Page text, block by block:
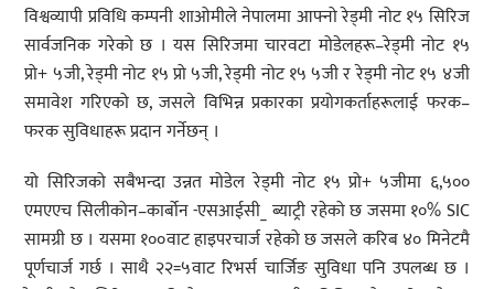
विश्वव्यापी प्रविधि कम्पनी शाओमीले नेपालमा आफ्नो रेड्मी नोट १५ सिरिज
सार्वजनिक गरेको छ । यस सिरिजमा चारवटा मोडेलहरू–रेड्मी नोट १५
प्रो+ ५जी, रेड्मी नोट १५ प्रो ५जी, रेड्मी नोट १५ ५जी र रेड्मी नोट १५ ४जी
समावेश गरिएको छ, जसले विभिन्न प्रकारका प्रयोगकर्ताहरूलाई फरक–
फरक सुविधाहरू प्रदान गर्नेछन् ।
यो सिरिजको सबैभन्दा उन्नत मोडेल रेड्मी नोट १५ प्रो+ ५जीमा ६,५००
एमएएच सिलीकोन–कार्बोन -एसआईसी_ ब्याट्री रहेको छ जसमा १०% SIC
सामग्री छ । यसमा १००वाट हाइपरचार्ज रहेको छ जसले करिब ४० मिनेटमै
पूर्णचार्ज गर्छ । साथै २२=५वाट रिभर्स चार्जिङ सुविधा पनि उपलब्ध छ ।